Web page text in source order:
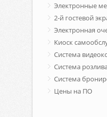
Электронные
2-й гостевой
Электронная
Киоск
Система
Система
Система
Цены на ПО